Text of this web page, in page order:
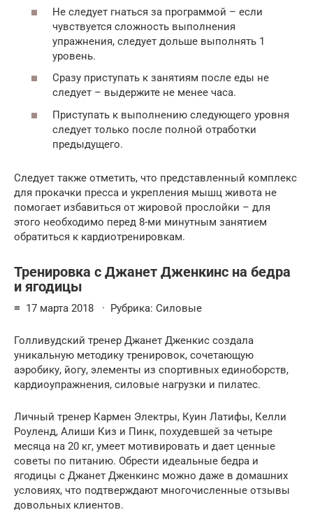
Не следует гнаться за программой – если
чувствуется сложность выполнения
упражнения, следует дольше выполнять 1
уровень.
Сразу приступать к занятиям после еды не
следует – выдержите не менее часа.
Приступать к выполнению следующего уровня
следует только после полной отработки
предыдущего.
Следует также отметить, что представленный комплекс
для прокачки пресса и укрепления мышц живота не
помогает избавиться от жировой прослойки – для
этого необходимо перед 8-ми минутным занятием
обратиться к кардиотренировкам.
Тренировка с Джанет Дженкинс на бедра
и ягодицы
≡ 17 марта 2018 · Рубрика: Силовые
Голливудский тренер Джанет Дженкис создала
уникальную методику тренировок, сочетающую
аэробику, йогу, элементы из спортивных единоборств,
кардиоупражнения, силовые нагрузки и пилатес.
Личный тренер Кармен Электры, Куин Латифы, Келли
Роуленд, Алиши Киз и Пинк, похудевшей за четыре
месяца на 20 кг, умеет мотивировать и дает ценные
советы по питанию. Обрести идеальные бедра и
ягодицы с Джанет Дженкинс можно даже в домашних
условиях, что подтверждают многочисленные отзывы
довольных клиентов.